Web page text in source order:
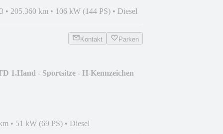
• 205.360 km • 106 kW (144 PS) • Diesel
Kontakt Parken
1.Hand - Sportsitze - H-Kennzeichen
• 51 kW (69 PS) • Diesel